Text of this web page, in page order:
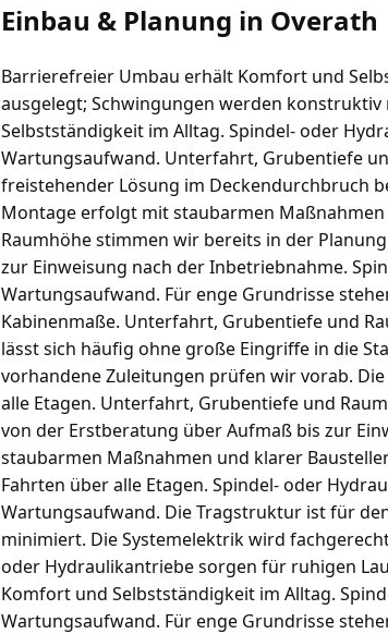
Einbau & Planung in Overath
Barrierefreier Umbau erhält Komfort und
ausgelegt; Schwingungen werden
Selbstständigkeit im Alltag. Spindel- oder
Wartungsaufwand. Unterfahrt, Grubentiefe
freistehender Lösung im Deckendurchbruch
Montage erfolgt mit staubarmen
Raumhöhe stimmen wir bereits in der
zur Einweisung nach der Inbetriebnahme.
Wartungsaufwand. Für enge Grundrisse
Kabinenmaße. Unterfahrt, Grubentiefe und
lässt sich häufig ohne große Eingriffe in die
vorhandene Zuleitungen prüfen wir vorab.
alle Etagen. Unterfahrt, Grubentiefe und
von der Erstberatung über Aufmaß bis zur
staubarmen Maßnahmen und klarer
Fahrten über alle Etagen. Spindel- oder
Wartungsaufwand. Die Tragstruktur ist für
minimiert. Die Systemelektrik wird
oder Hydraulikantriebe sorgen für ruhigen
Komfort und Selbstständigkeit im Alltag.
Wartungsaufwand. Für enge Grundrisse